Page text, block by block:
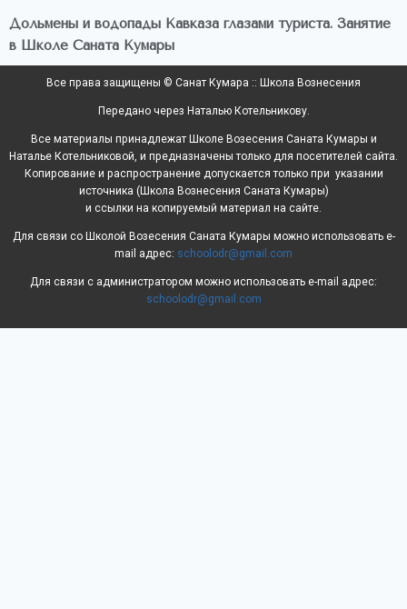
Дольмены и водопады Кавказа глазами туриста. Занятие
в Школе Саната Кумары
Все права защищены © Санат Кумара :: Школа Вознесения
Передано через Наталью Котельникову.
Все материалы принадлежат Школе Возесения Саната Кумары и
Наталье Котельниковой, и предназначены только для посетителей сайта.
Копирование и распространение допускается только при указании
источника (Школа Вознесения Саната Кумары)
и ссылки на копируемый материал на сайте.
Для связи со Школой Возесения Саната Кумары можно использовать e-
mail адрес: schoolodr@gmail.com
Для связи с администратором можно использовать e-mail адрес:
schoolodr@gmail.com